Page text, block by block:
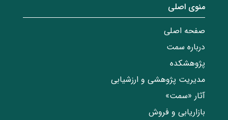
منوی اصلی
صفحه اصلی
درباره سمت
پژوهشکده
مدیریت پژوهشی و ارزشیابی
آثار «سمت»
بازاریابی و فروش